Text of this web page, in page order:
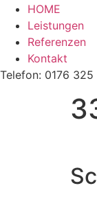
HOME
Leistungen
Referenzen
Kontakt
Telefon: 0176